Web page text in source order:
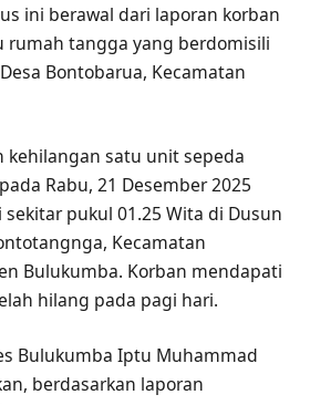
ini berawal dari laporan korban
rumah tangga yang berdomisili
Bontobarua, Kecamatan
kehilangan satu unit sepeda
Rabu, 21 Desember 2025
pukul 01.25 Wita di Dusun
Kecamatan
Bulukumba. Korban mendapati
hilang pada pagi hari.
Bulukumba Iptu Muhammad
berdasarkan laporan